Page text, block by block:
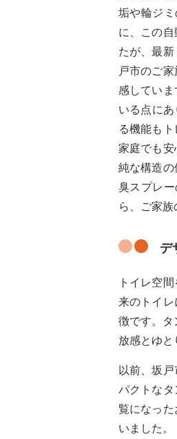
垢や輪ジ
に、この
たが、最
戸市のご
感していま
いる点に
る機能も
家庭でも
純な構造の
臭スプレ
ら、ご家
デ
トイレ空
来のトイ
徴です。タ
放感とゆと
以前、坂
パクトな
覧になっ
いました。